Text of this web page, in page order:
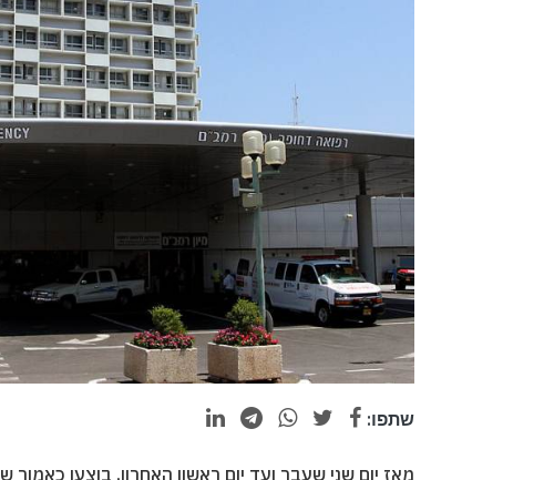
שתפו:
מאז יום שני שעבר ועד יום ראשון האחרון, בוצעו כאמור